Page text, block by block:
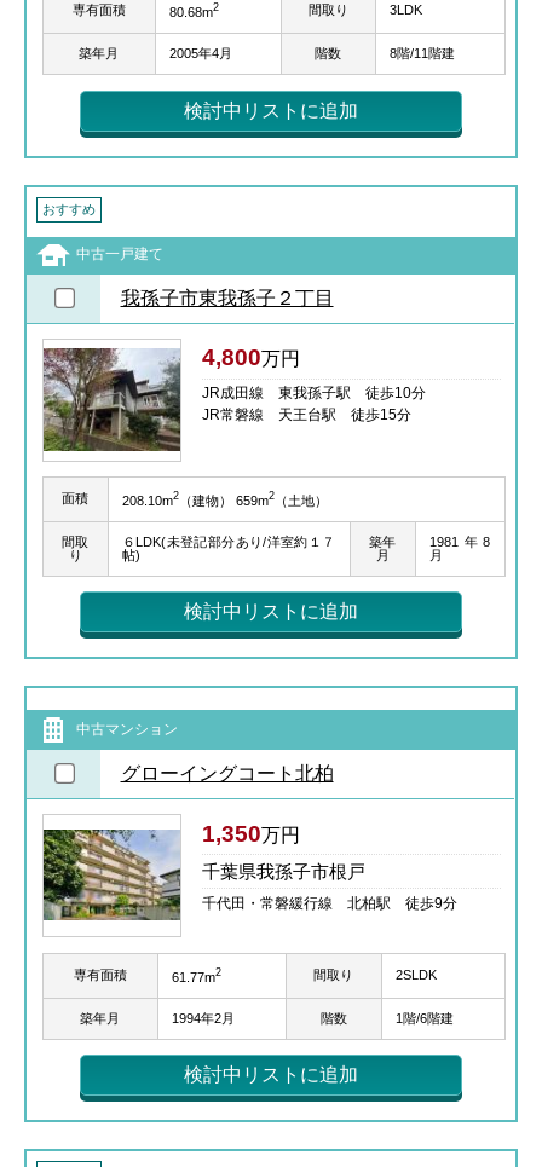
専有面積 80.68m2 間取り 3LDK
築年月 2005年4月 階数 8階/11階建
検討中リストに追加
おすすめ
中古一戸建て
我孫子市東我孫子２丁目
4,800万円
JR成田線 東我孫子駅 徒歩10分
JR常磐線 天王台駅 徒歩15分
面積 208.10m2（建物） 659m2（土地）
間取
り
６LDK(未登記部分あり/洋室約１７
帖)
築年
月
1981年8
月
検討中リストに追加
中古マンション
グローイングコート北柏
1,350万円
千葉県我孫子市根戸
千代田・常磐緩行線 北柏駅 徒歩9分
専有面積 61.77m2 間取り 2SLDK
築年月 1994年2月 階数 1階/6階建
検討中リストに追加